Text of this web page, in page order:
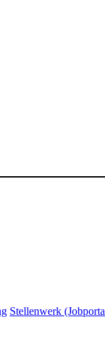
Stellenwerk